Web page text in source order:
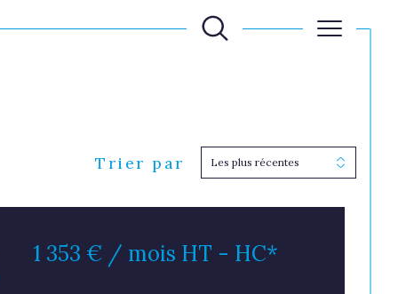
Filtrer
Réinitialiser les filtres
Trier par Les plus récentes
1 353 € / mois HT - HC*